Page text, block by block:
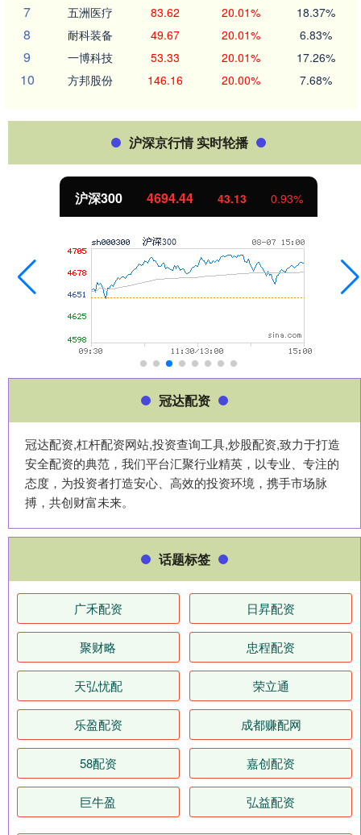
7 五洲医疗 83.62 20.01% 18.37%
8 耐科装备 49.67 20.01% 6.83%
9 一博科技 53.33 20.01% 17.26%
10 方邦股份 146.16 20.00% 7.68%
沪深京行情 实时轮播
沪深300 4694.44 43.13 0.93%
冠达配资
冠达配资,杠杆配资网站,投资查询工具,炒股配资,致力于打造
安全配资的典范，我们平台汇聚行业精英，以专业、专注的
态度，为投资者打造安心、高效的投资环境，携手市场脉
搏，共创财富未来。
话题标签
广禾配资 日昇配资
聚财略 忠程配资
天弘忧配 荣立通
乐盈配资 成都赚配网
58配资 嘉创配资
巨牛盈 弘益配资